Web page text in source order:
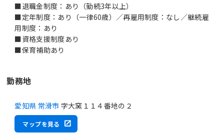
■退職金制度：あり（勤続3年以上）
■定年制度：あり（一律60歳）／再雇用制度：なし／継続雇
用制度：あり
■資格支援制度あり
■保育補助あり
勤務地
愛知県 常滑市 字大窯１１４番地の２
マップを見る